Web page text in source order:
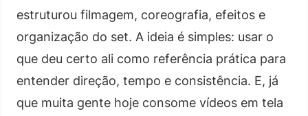
estruturou filmagem, coreografia, efeitos e
organização do set. A ideia é simples: usar o
que deu certo ali como referência prática para
entender direção, tempo e consistência. E, já
que muita gente hoje consome vídeos em tela